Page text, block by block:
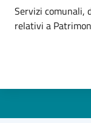
Dettagli
Servizi comunali,
relativi a